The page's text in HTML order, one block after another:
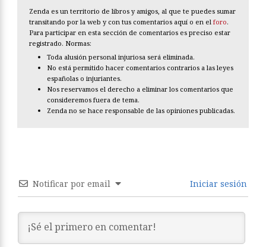
Zenda es un territorio de libros y amigos, al que te puedes sumar
transitando por la web y con tus comentarios aquí o en el foro.
Para participar en esta sección de comentarios es preciso estar
registrado. Normas:
Toda alusión personal injuriosa será eliminada.
No está permitido hacer comentarios contrarios a las leyes
españolas o injuriantes.
Nos reservamos el derecho a eliminar los comentarios que
consideremos fuera de tema.
Zenda no se hace responsable de las opiniones publicadas.
Notificar por email Iniciar sesión